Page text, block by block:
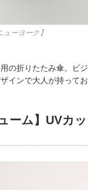
ーヨーク】
の折りたたみ傘。ビ
インで大人が持ってお
ーム】UVカ